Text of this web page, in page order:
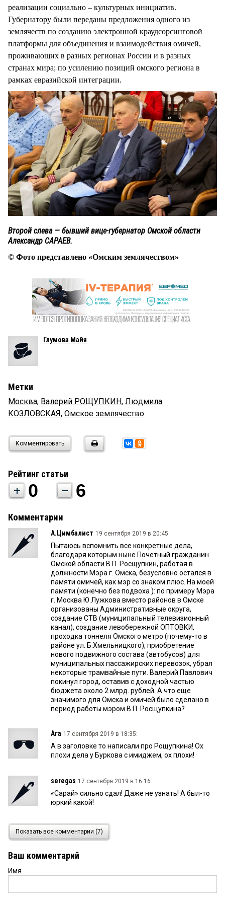
реализации социально – культурных инициатив.
Губернатору были переданы предложения одного из
землячеств по созданию электронной краудсорсинговой
платформы для объединения и взаимодействия омичей,
проживающих в разных регионах России и в разных
странах мира; по усилению позиций омского региона в
рамках евразийской интеграции.
Второй слева — бывший вице-губернатор Омской области
Александр САРАЕВ.
© Фото представлено «Омским землячеством»
Глумова Майя
Метки
Москва, Валерий РОЩУПКИН, Людмила
КОЗЛОВСКАЯ, Омское землячество
Комментировать
Рейтинг статьи
0 6
Комментарии
А.Цимбалист 19 сентября 2019 в 20:45:
Пытаюсь вспомнить все конкретные дела,
благодаря которым ныне Почетный гражданин
Омской области В.П. Росщупкин, работая в
должности Мэра г. Омска, безусловно остался в
памяти омичей, как мэр со знаком плюс. На моей
памяти (конечно без подвоха ): по примеру Мэра
г. Москва Ю.Лужкова вместо районов в Омске
организованы Административные округа,
создание СТВ (муниципальный телевизионный
канал), создание левобережной ОПТОВКИ,
проходка тоннеля Омского метро (почему-то в
районе ул. Б.Хмельницкого), приобретение
нового подвижного состава (автобусов) для
муниципальных пассажирских перевозок, убрал
некоторые трамвайные пути. Валерий Павлович
покинул город, оставив с доходной частью
бюджета около 2 млрд. рублей. А что еще
значимого для Омска и омичей было сделано в
период работы мэром В.П. Росщупкина?
Ага 17 сентября 2019 в 18:35:
А в заголовке то написали про Рощупкина! Ох
плохи дела у Буркова с имиджем, ох плохи!
seregas 17 сентября 2019 в 16:16:
«Сарай» сильно сдал! Даже не узнать! А был-то
юркий какой!
Лидия Степановна
Нужно не говорит, а делать! Два омских
землячества должны говорить о том кто возьмёт
на себя достройку метро и гидроузла! Кто
почему то кажется, что все ограничится
Показать все комментарии (7)
Ваш комментарий
Имя